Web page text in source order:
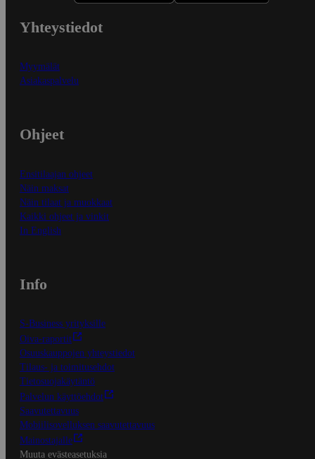
Yhteystiedot
Myymälät
Asiakaspalvelu
Ohjeet
Ensitilaajan ohjeet
Näin maksat
Näin tilaat ja muokkaat
Kaikki ohjeet ja vinkit
In English
Info
S-Business yrityksille
Oiva-raportit
Osuuskauppojen yhteystiedot
Tilaus- ja toimitusehdot
Tietosuojakäytäntö
Palvelun käyttöehdot
Saavutettavuus
Mobiilisovelluksen saavutettavuus
Mainostajalle
Muuta evästeasetuksia